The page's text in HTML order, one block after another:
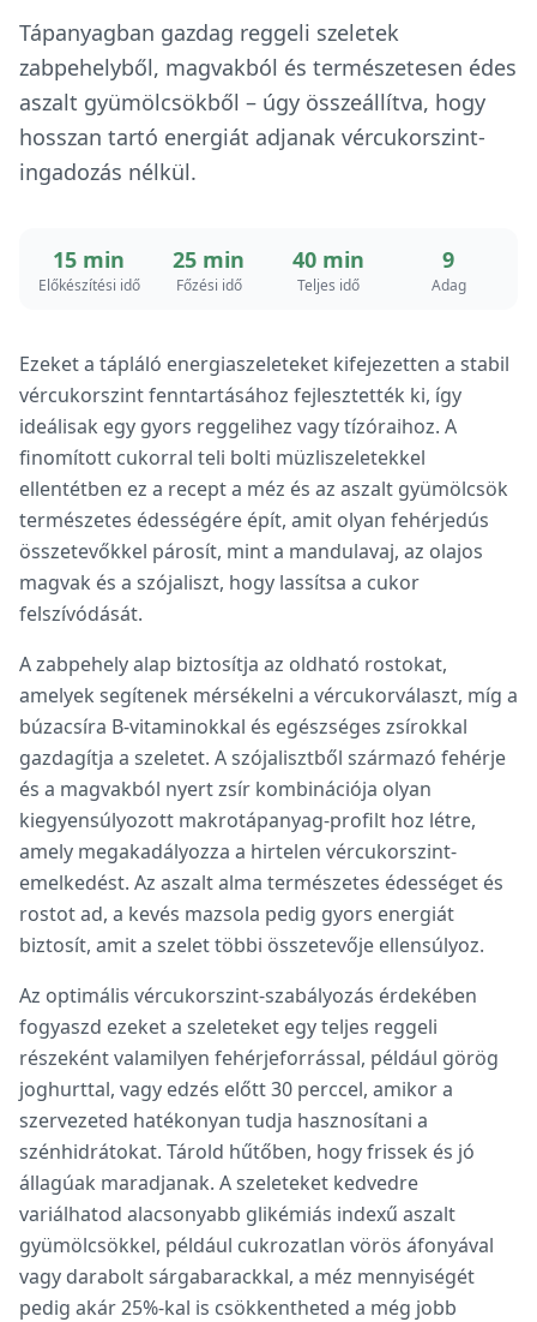
Tápanyagban gazdag reggeli szeletek
zabpehelyből, magvakból és természetesen édes
aszalt gyümölcsökből – úgy összeállítva, hogy
hosszan tartó energiát adjanak vércukorszint-
ingadozás nélkül.
15 min
Előkészítési idő
25 min
Főzési idő
40 min
Teljes idő
9
Adag
Ezeket a tápláló energiaszeleteket kifejezetten a stabil
vércukorszint fenntartásához fejlesztették ki, így
ideálisak egy gyors reggelihez vagy tízóraihoz. A
finomított cukorral teli bolti müzliszeletekkel
ellentétben ez a recept a méz és az aszalt gyümölcsök
természetes édességére épít, amit olyan fehérjedús
összetevőkkel párosít, mint a mandulavaj, az olajos
magvak és a szójaliszt, hogy lassítsa a cukor
felszívódását.
A zabpehely alap biztosítja az oldható rostokat,
amelyek segítenek mérsékelni a vércukorválaszt, míg a
búzacsíra B-vitaminokkal és egészséges zsírokkal
gazdagítja a szeletet. A szójalisztből származó fehérje
és a magvakból nyert zsír kombinációja olyan
kiegyensúlyozott makrotápanyag-profilt hoz létre,
amely megakadályozza a hirtelen vércukorszint-
emelkedést. Az aszalt alma természetes édességet és
rostot ad, a kevés mazsola pedig gyors energiát
biztosít, amit a szelet többi összetevője ellensúlyoz.
Az optimális vércukorszint-szabályozás érdekében
fogyaszd ezeket a szeleteket egy teljes reggeli
részeként valamilyen fehérjeforrással, például görög
joghurttal, vagy edzés előtt 30 perccel, amikor a
szervezeted hatékonyan tudja hasznosítani a
szénhidrátokat. Tárold hűtőben, hogy frissek és jó
állagúak maradjanak. A szeleteket kedvedre
variálhatod alacsonyabb glikémiás indexű aszalt
gyümölcsökkel, például cukrozatlan vörös áfonyával
vagy darabolt sárgabarackkal, a méz mennyiségét
pedig akár 25%-kal is csökkentheted a még jobb